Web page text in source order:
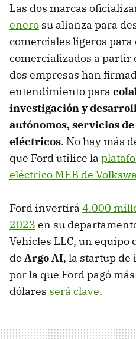
Las dos marcas
enero su alianza para
comerciales ligeros para
comercializados a partir
dos empresas han
entendimiento para
investigación y
autónomos, servicios
eléctricos. No hay más
que Ford utilice la
eléctrico MEB de
Ford invertirá 4.000
2023 en su
Vehicles LLC, un
de Argo AI, la startup
por la que Ford pagó
dólares será clave.